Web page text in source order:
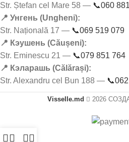
Str. Ștefan cel Mare 58 — 📞060
📍 Унгень (Ungheni):
Str. Națională 17 — 📞069 519 079
📍 Кэушень (Căușeni):
Str. Eminescu 21 — 📞079 851 764
📍 Кэларашь (Călărași):
Str. Alexandru cel Bun 188 —
Visselle.md 2026